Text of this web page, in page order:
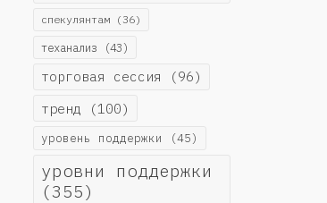
спекулянтам(36)
теханализ (43)
торговая сессия (96)
тренд (100)
уровень поддержки (45)
уровни поддержки
(355)